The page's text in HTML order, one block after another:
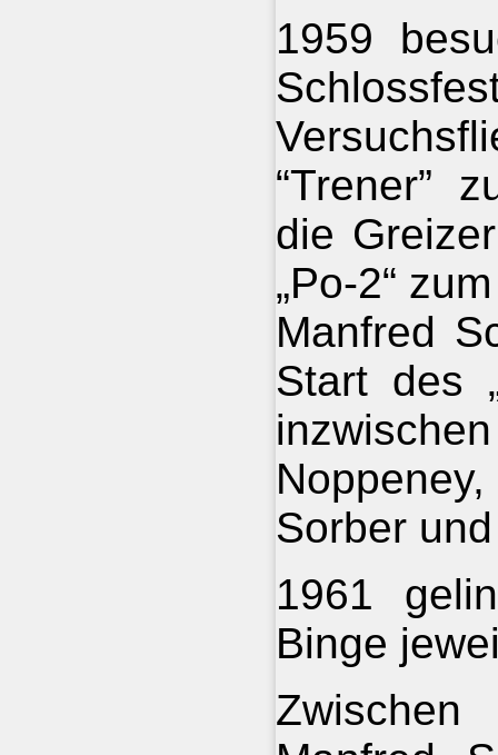
1959
“Trener”
die
„Po-2“
Manfred
Start des
Sorber
1961
Binge